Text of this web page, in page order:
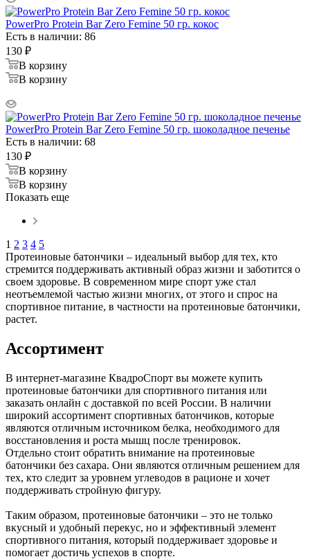
PowerPro Protein Bar Zero Femine 50 гр. кокос
Есть в наличии: 86
130 ₽
В корзину
В корзину
PowerPro Protein Bar Zero Femine 50 гр. шоколадное печенье
Есть в наличии: 68
130 ₽
В корзину
В корзину
Показать еще
1 2 3 4 5
Протеиновые батончики – идеальный выбор для тех, кто
стремится поддерживать активный образ жизни и заботится о
своем здоровье. В современном мире спорт уже стал
неотъемлемой частью жизни многих, от этого и спрос на
спортивное питание, в частности на протеиновые батончики,
растет.
Ассортимент
В интернет-магазине КвадроСпорт вы можете купить
протеиновые батончики для спортивного питания или
заказать онлайн с доставкой по всей России. В наличии
широкий ассортимент спортивных батончиков, которые
являются отличным источником белка, необходимого для
восстановления и роста мышц после тренировок.
Отдельно стоит обратить внимание на протеиновые
батончики без сахара. Они являются отличным решением для
тех, кто следит за уровнем углеводов в рационе и хочет
поддерживать стройную фигуру.
Таким образом, протеиновые батончики – это не только
вкусный и удобный перекус, но и эффективный элемент
спортивного питания, который поддерживает здоровье и
помогает достичь успехов в спорте.